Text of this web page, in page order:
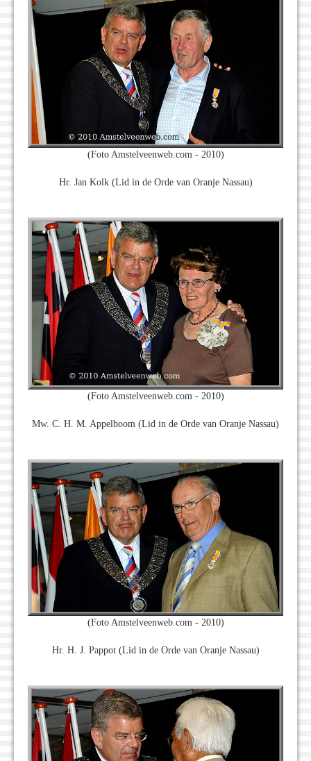
(Foto Amstelveenweb.com - 2010)
Hr. Jan Kolk (Lid in de Orde van Oranje Nassau)
(Foto Amstelveenweb.com - 2010)
Mw. C. H. M. Appelboom (Lid in de Orde van Oranje Nassau)
(Foto Amstelveenweb.com - 2010)
Hr. H. J. Pappot (Lid in de Orde van Oranje Nassau)